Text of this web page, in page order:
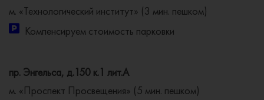
м. «Технологический институт» (3 мин. пешком)
Компенсируем стоимость парковки
пр. Энгельса, д.150 к.1 лит.А
м. «Проспект Просвещения» (5 мин. пешком)